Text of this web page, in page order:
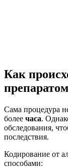
Как
Сама процедура
более часа.
обследования,
последствия.
Кодирование от
способами: